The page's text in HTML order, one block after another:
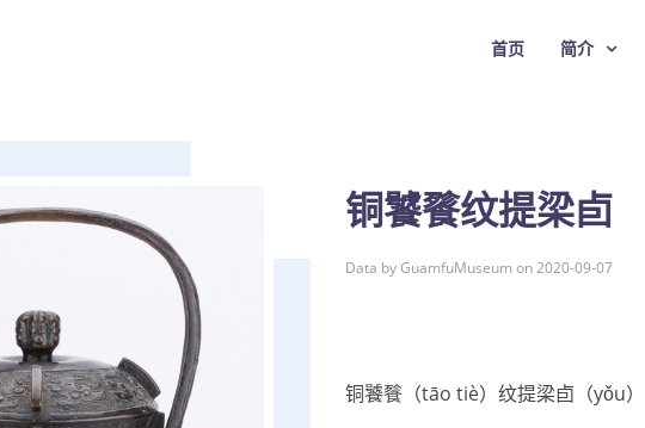
首页 简介
铜饕餮纹提梁卣
Data by GuamfuMuseum on 2020-09-07
铜饕餮（tāo tiè）纹提梁卣（yǒu）